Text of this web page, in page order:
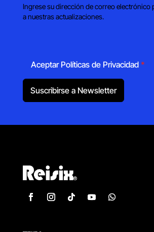
Ingrese su dirección de correo electrónico
a nuestras actualizaciones.
Aceptar Políticas de Privacidad *
Suscribirse a Newsletter